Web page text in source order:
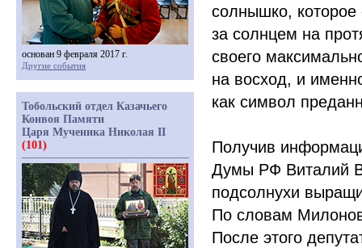
солнышко,
за солнцем на
своего
на восход, и
как символ
Получив
Думы РФ Виталий
подсолнухи
По словам
После этого
основан 9 февраля 2017 г.
Другие события
Тобольский отдел Казачьего
Конвоя Памяти
Царя Мученика Николая II
(101)